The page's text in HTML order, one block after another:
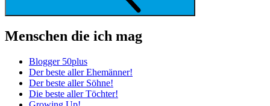
Menschen die ich mag
Blogger 50plus
Der beste aller Ehemänner!
Der beste aller Söhne!
Die beste aller Töchter!